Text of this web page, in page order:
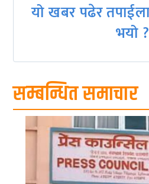
यो खबर पढेर
भयो ?
सम्बन्धित समाचार